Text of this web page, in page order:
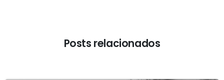
Posts relacionados